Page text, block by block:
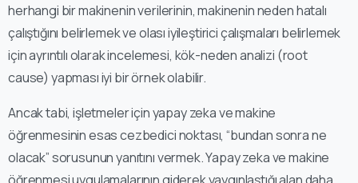
herhangi bir makinenin verilerinin, makinenin neden hatalı
çalıştığını belirlemek ve olası iyileştirici çalışmaları belirlemek
için ayrıntılı olarak incelemesi, kök-neden analizi (root
cause) yapması iyi bir örnek olabilir.
Ancak tabi, işletmeler için yapay zeka ve makine
öğrenmesinin esas cezbedici noktası, “bundan sonra ne
olacak” sorusunun yanıtını vermek. Yapay zeka ve makine